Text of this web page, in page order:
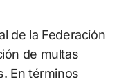
de la Federación
de multas
En términos